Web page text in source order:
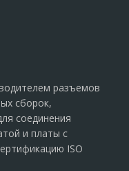
разъемов
сборок,
соединения
и платы с
ISO